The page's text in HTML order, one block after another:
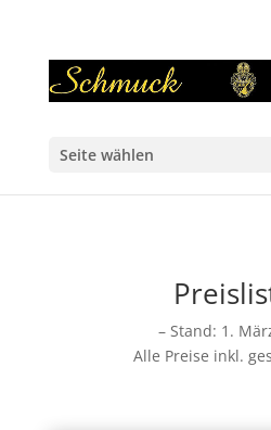
Seite wählen
– Stand: 1.
Alle Preise inkl.